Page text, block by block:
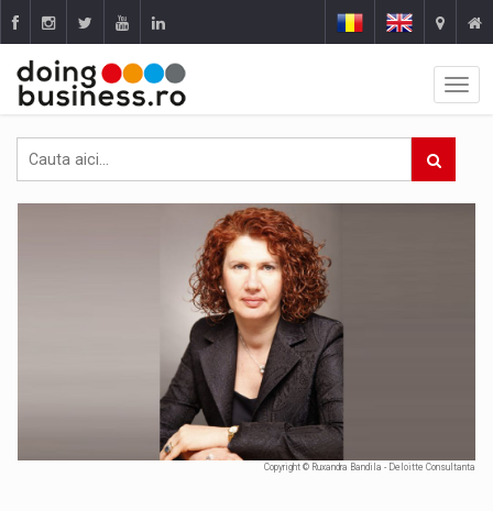
Copyright © Ruxandra Bandila - Deloitte Consultanta